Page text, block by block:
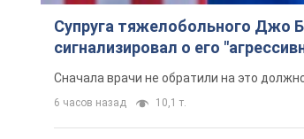
Супруга тяжелобольного Джо
сигнализировал о его
Сначала врачи не обратили на это
6 часов назад 10,1 т.